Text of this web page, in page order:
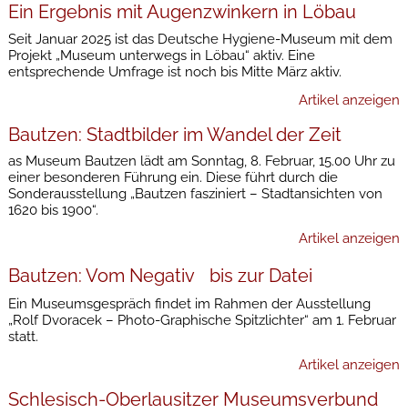
Ein Ergebnis mit Augenzwinkern in Löbau
Seit Januar 2025 ist das Deutsche Hygiene-Museum mit dem
Projekt „Museum unterwegs in Löbau“ aktiv. Eine
entsprechende Umfrage ist noch bis Mitte März aktiv.
Artikel anzeigen
Bautzen: Stadtbilder im Wandel der Zeit
as Museum Bautzen lädt am Sonntag, 8. Februar, 15.00 Uhr zu
einer besonderen Führung ein. Diese führt durch die
Sonderausstellung „Bautzen fasziniert – Stadtansichten von
1620 bis 1900“.
Artikel anzeigen
Bautzen: Vom Negativ bis zur Datei
Ein Museumsgespräch findet im Rahmen der Ausstellung
„Rolf Dvoracek – Photo-Graphische Spitzlichter“ am 1. Februar
statt.
Artikel anzeigen
Schlesisch-Oberlausitzer Museumsverbund